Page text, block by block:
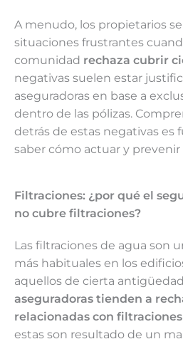
A menudo, los propietarios
situaciones frustrantes
comunidad rechaza cubrir
negativas suelen estar
aseguradoras en base a
dentro de las pólizas.
detrás de estas negativas es
saber cómo actuar y
Filtraciones: ¿por qué el
no cubre filtraciones?
Las filtraciones de agua son
más habituales en los
aquellos de cierta
aseguradoras tienden a
relacionadas con filtraciones
estas son resultado de un